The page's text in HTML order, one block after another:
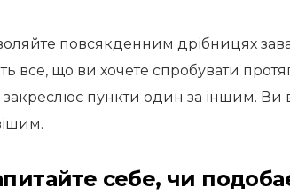
повсякденним дрібницях
все, що ви хочете спробувати
закреслює пункти один за іншим. Ви
себе, чи